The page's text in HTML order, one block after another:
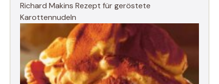
Richard Makins Rezept für geröstete
Karottennudeln